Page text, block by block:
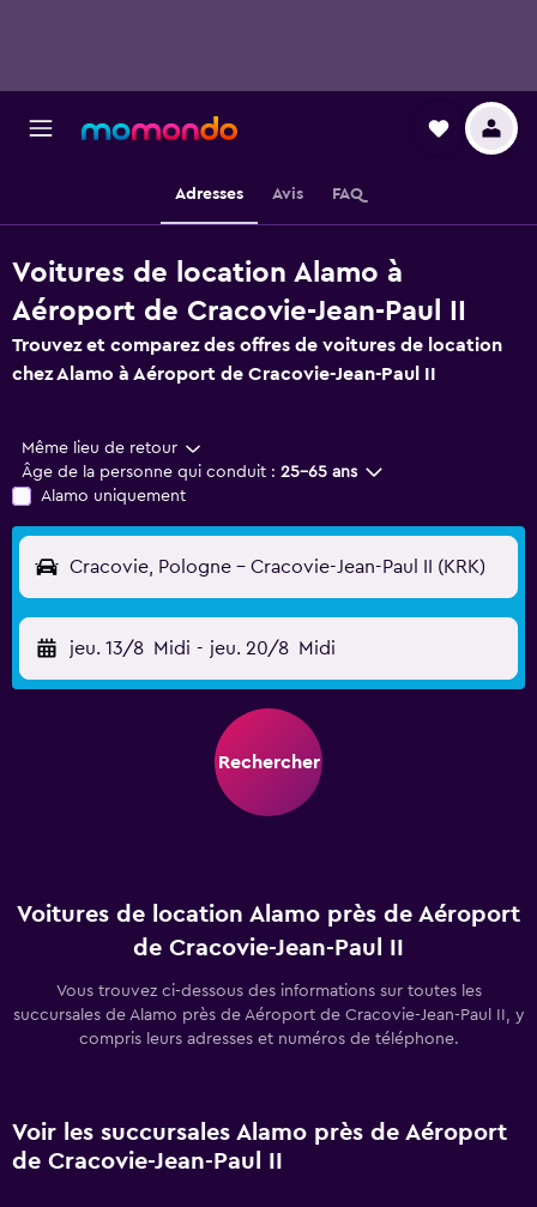
Adresses Avis FAQ
Voitures de location Alamo à
Aéroport de Cracovie-Jean-Paul II
Trouvez et comparez des offres de voitures de location
chez Alamo à Aéroport de Cracovie-Jean-Paul II
Même lieu de retour
Âge de la personne qui conduit : 25-65 ans
Alamo uniquement
Cracovie, Pologne - Cracovie-Jean-Paul II (KRK)
jeu. 13/8 Midi - jeu. 20/8 Midi
Rechercher
Voitures de location Alamo près de Aéroport
de Cracovie-Jean-Paul II
Vous trouvez ci-dessous des informations sur toutes les
succursales de Alamo près de Aéroport de Cracovie-Jean-Paul II, y
compris leurs adresses et numéros de téléphone.
Voir les succursales Alamo près de Aéroport
de Cracovie-Jean-Paul II